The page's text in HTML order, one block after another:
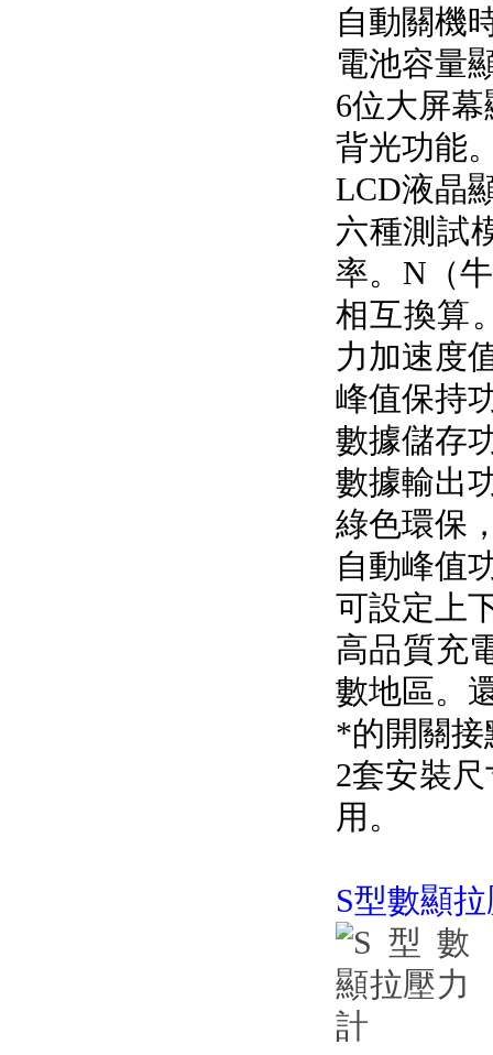
自動關機
電池容量顯
6位大屏幕
背光功能
LCD液晶顯
六種測試
率。N（
相互換算
力加速度值
峰值保持功
數據儲存功
數據輸出功
綠色環保
自動峰值
可設定上
高品質充電
數地區
*的開關接
2套安裝尺
用。
S型數顯